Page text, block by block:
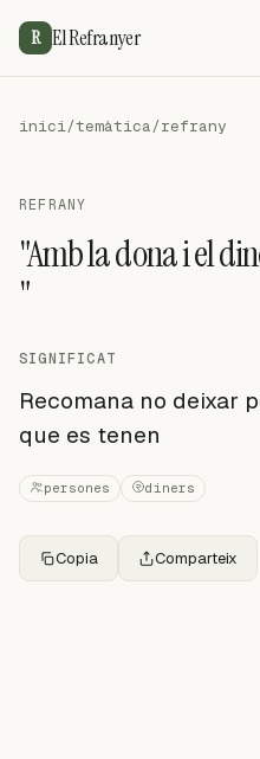
R El Refranyer
inici/temàtica/refrany
REFRANY
"Amb la dona i el
"
SIGNIFICAT
Recomana no deixar
que es tenen
persones diners
Copia Comparteix